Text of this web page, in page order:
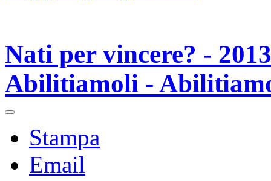
Nati per vincere? -
Abilitiamoli -
Stampa
Email